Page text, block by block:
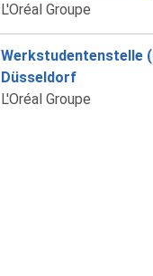
L'Oréal Groupe
Werkstudentenstelle
Düsseldorf
L'Oréal Groupe